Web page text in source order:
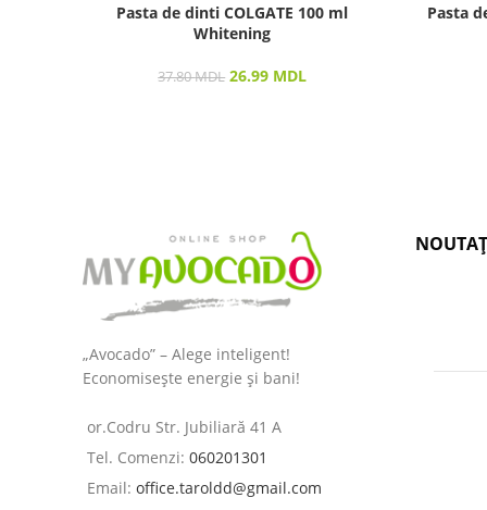
Pasta de dinti COLGATE 100 ml
Whitening
37.80MDL 26.99 MDL
Pasta
„Avocado” – Alege inteligent!
Economisește energie și bani!
or.Codru Str. Jubiliară 41 A
Tel. Comenzi: 060201301
Email: office.taroldd@gmail.com